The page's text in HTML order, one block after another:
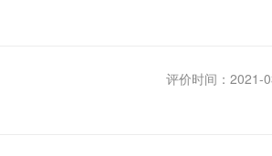
评价时间：2021-